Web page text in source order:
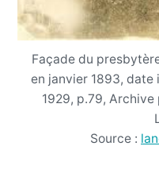
Façade du
en janvier 1893, date
1929, p.79, Archive
Source :